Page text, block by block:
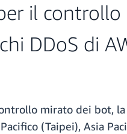
il
DDoS di
mirato dei bot,
(Taipei), Asia